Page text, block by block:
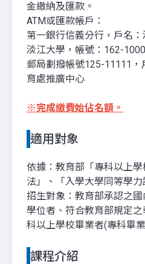
金繳納及匯款。
ATM或匯款帳戶：
第一銀行信義分行，戶名
淡江大學，帳號：162-
郵局劃撥帳號125-11111
育處推廣中心
※完成繳費始佔名額。
適用對象
依據：教育部「專科以上
法」、「入學大學同等學力
招生對象：教育部承認之
學位者、符合教育部規定
科以上學校畢業者(專科畢
課程介紹